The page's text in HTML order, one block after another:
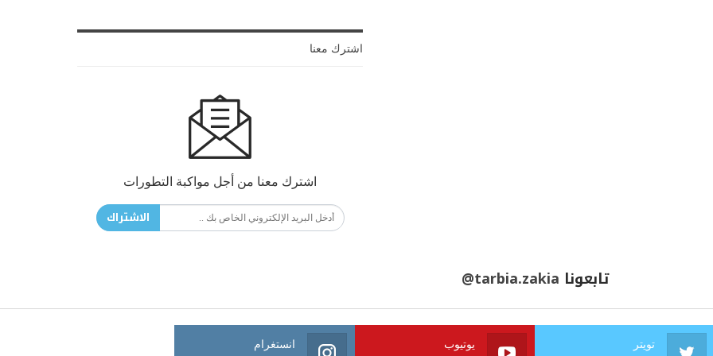
اشترك معنا
اشترك معنا من أجل مواكبة التطورات
الاشتراك
تابعونا @tarbia.zakia
تويتر يوتيوب انستغرام